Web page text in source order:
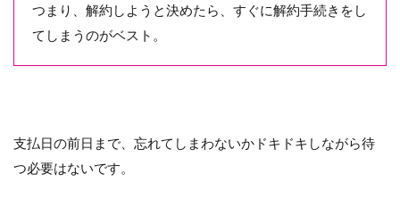
つまり、解約しようと決めたら、すぐに解約手続きをし
てしまうのがベスト。
支払日の前日まで、忘れてしまわないかドキドキしながら待
つ必要はないです。